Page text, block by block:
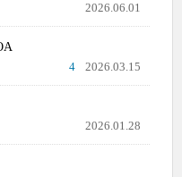
2026.06.01
2026.03.15
4
2026.01.28